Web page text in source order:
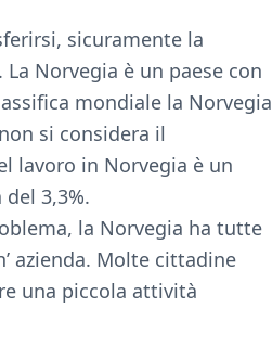
sicuramente la
Norvegia è un paese con
mondiale la Norvegia
si considera il
lavoro in Norvegia è un
3,3%.
la Norvegia ha tutte
azienda. Molte cittadine
una piccola attività